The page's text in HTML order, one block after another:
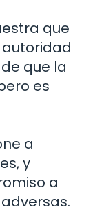
que
autoridad
que la
es
a
y
a